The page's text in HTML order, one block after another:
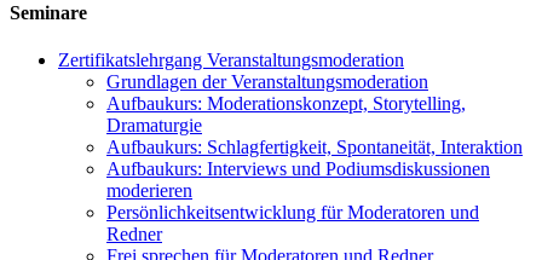
Seminare
Zertifikatslehrgang Veranstaltungsmoderation
Grundlagen der Veranstaltungsmoderation
Aufbaukurs: Moderationskonzept, Storytelling,
Dramaturgie
Aufbaukurs: Schlagfertigkeit, Spontaneität, Interaktion
Aufbaukurs: Interviews und Podiumsdiskussionen
moderieren
Persönlichkeitsentwicklung für Moderatoren und
Redner
Frei sprechen für Moderatoren und Redner